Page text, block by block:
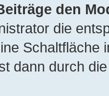
den
die
Schaltfläche
dann durch